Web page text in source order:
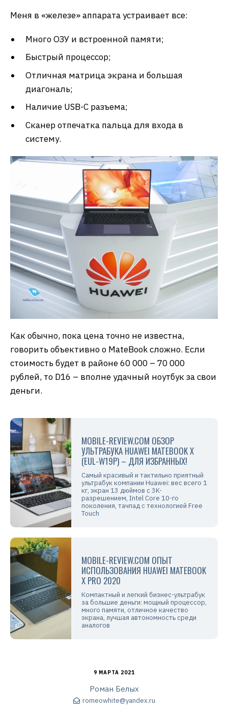
Меня в «железе» аппарата устраивает все:
Много ОЗУ и встроенной памяти;
Быстрый процессор;
Отличная матрица экрана и большая
диагональ;
Наличие USB-C разъема;
Сканер отпечатка пальца для входа в
систему.
Как обычно, пока цена точно не известна,
говорить объективно о MateBook сложно. Если
стоимость будет в районе 60 000 – 70 000
рублей, то D16 – вполне удачный ноутбук за свои
деньги.
MOBILE-REVIEW.COM ОБЗОР
УЛЬТРАБУКА HUAWEI MATEBOOK X
(EUL-W19P) – ДЛЯ ИЗБРАННЫХ!
Самый красивый и тактильно приятный
ультрабук компании Huawei: вес всего 1
кг, экран 13 дюймов с 3K-
разрешением, Intel Core 10-го
поколения, тачпад с технологией Free
Touch
MOBILE-REVIEW.COM ОПЫТ
ИСПОЛЬЗОВАНИЯ HUAWEI MATEBOOK
X PRO 2020
Компактный и легкий бизнес-ультрабук
за большие деньги: мощный процессор,
много памяти, отличное качество
экрана, лучшая автономность среди
аналогов
9 МАРТА 2021
Роман Белых
romeowhite@yandex.ru